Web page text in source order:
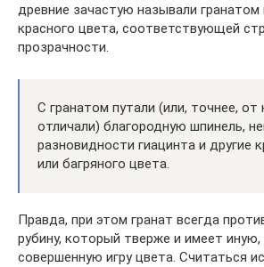
древние зачастую называли
красного цвета, соответствующей
прозрачности.
С гранатом путали (или, точнее, от
отличали) благородную шпинель,
разновидности гиацинта и другие
или багряного цвета.
Правда, при этом гранат всегда
рубину, который тверже и имеет иную,
совершенную игру цвета. Считаться